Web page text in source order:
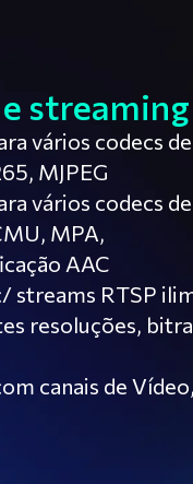
streaming
vários codecs
MJPEG
vários codecs
MPA,
AAC
streams RTSP
resoluções,
canais de